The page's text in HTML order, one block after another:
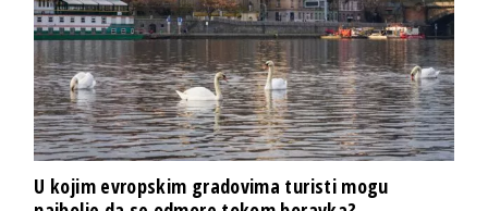
U kojim evropskim gradovima turisti mogu